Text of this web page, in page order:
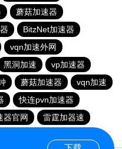
蘑菇加速器
BitzNet加速器
vqn加速外网
黑洞加速
vp加速器
蘑菇加速器
vqn加速
快连pvn加速器
器官网
雷霆加器速